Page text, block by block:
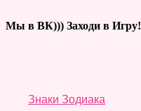
Мы в ВК))) Заходи в Игру!
Знаки Зодиака